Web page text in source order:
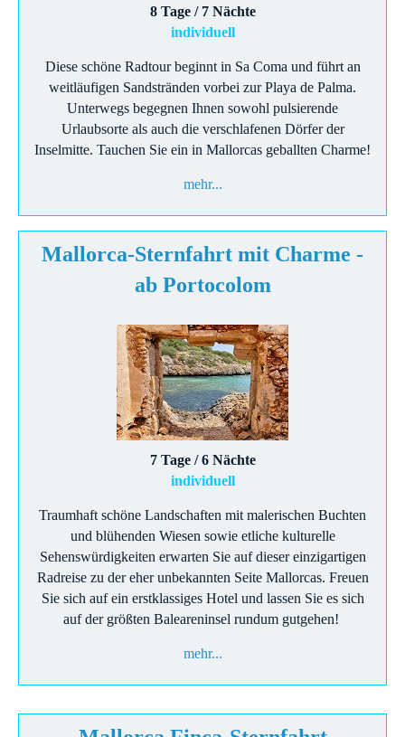
8 Tage / 7 Nächte
individuell
Diese schöne Radtour beginnt in Sa Coma und führt an
weitläufigen Sandstränden vorbei zur Playa de Palma.
Unterwegs begegnen Ihnen sowohl pulsierende
Urlaubsorte als auch die verschlafenen Dörfer der
Inselmitte. Tauchen Sie ein in Mallorcas geballten Charme!
mehr...
Mallorca-Sternfahrt mit Charme -
ab Portocolom
7 Tage / 6 Nächte
individuell
Traumhaft schöne Landschaften mit malerischen Buchten
und blühenden Wiesen sowie etliche kulturelle
Sehenswürdigkeiten erwarten Sie auf dieser einzigartigen
Radreise zu der eher unbekannten Seite Mallorcas. Freuen
Sie sich auf ein erstklassiges Hotel und lassen Sie es sich
auf der größten Baleareninsel rundum gutgehen!
mehr...